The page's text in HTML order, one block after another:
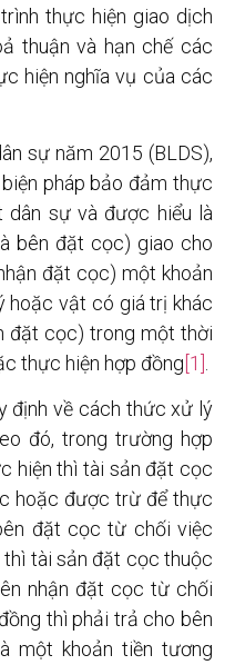
thực hiện giao dịch
thuận và hạn chế các
hiện nghĩa vụ của các
sự năm 2015 (BLDS),
pháp bảo đảm thực
dân sự và được hiểu là
bên đặt cọc) giao cho
đặt cọc) một khoản
hoặc vật có giá trị khác
đặt cọc) trong một thời
thực hiện hợp đồng[1]
định về cách thức xử lý
đó, trong trường hợp
hiện thì tài sản đặt cọc
hoặc được trừ để thực
đặt cọc từ chối việc
thì tài sản đặt cọc thuộc
nhận đặt cọc từ chối
thì phải trả cho bên
một khoản tiền tương